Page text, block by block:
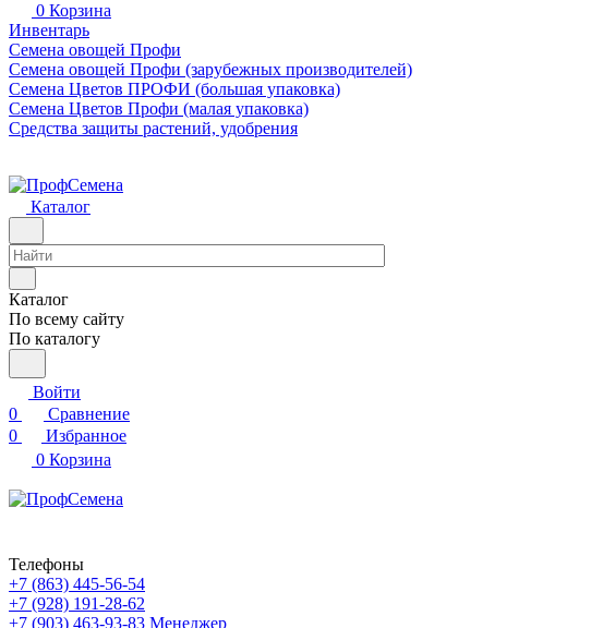
0 Корзина
Инвентарь
Семена овощей Профи
Семена овощей Профи (зарубежных производителей)
Семена Цветов ПРОФИ (большая упаковка)
Семена Цветов Профи (малая упаковка)
Средства защиты растений, удобрения
Каталог
Каталог
По всему сайту
По каталогу
Войти
0
Сравнение
0
Избранное
0 Корзина
Телефоны
+7 (863) 445-56-54
+7 (928) 191-28-62
+7 (903) 463-93-83 Менеджер